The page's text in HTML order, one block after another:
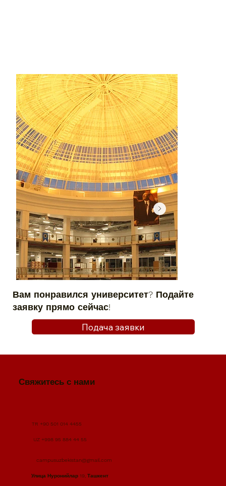
Подача заявки
Вам понравился университет? Подайте
заявку прямо сейчас!
Свяжитесь с нами
TR +90 501 014 4455
UZ +998 95 884 44 55
Улица Нуронийлар 19, Ташкент
campusuzbekistan@gmail.com